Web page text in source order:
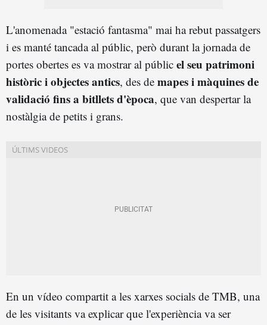
L'anomenada "estació fantasma" mai ha rebut passatgers
i es manté tancada al públic, però durant la jornada de
portes obertes es va mostrar al públic el seu patrimoni
històric i objectes antics, des de mapes i màquines de
validació fins a bitllets d'època, que van despertar la
nostàlgia de petits i grans.
En un vídeo compartit a les xarxes socials de TMB, una
de les visitants va explicar que l'experiència va ser